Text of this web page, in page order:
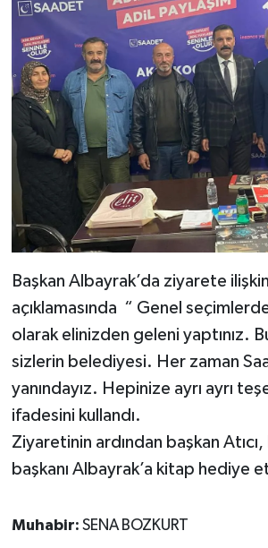
Başkan Albayrak’da ziyarete
açıklamasında “ Genel
olarak elinizden geleni yaptınız.
sizlerin belediyesi. Her zaman
yanındayız. Hepinize ayrı ayrı
ifadesini kullandı.
Ziyaretinin ardından başkan
başkanı Albayrak’a kitap hediye
Muhabir: SENA BOZKURT